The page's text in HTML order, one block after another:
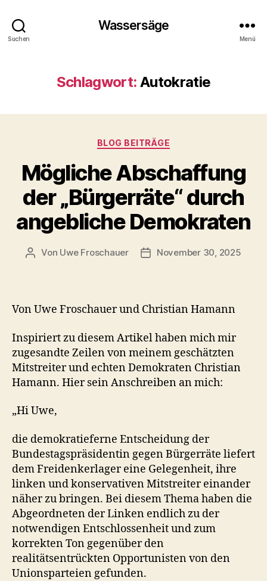
Suchen
Wassersäge
Menü
Schlagwort: Autokratie
Kategorien
BLOG BEITRÄGE
Mögliche Abschaffung
der „Bürgerräte“ durch
angebliche Demokraten
Beitragsautor
Von Uwe Froschauer Beitragsdatum
November 30, 2025
Von Uwe Froschauer und Christian Hamann
Inspiriert zu diesem Artikel haben mich mir
zugesandte Zeilen von meinem geschätzten
Mitstreiter und echten Demokraten Christian
Hamann. Hier sein Anschreiben an mich:
„Hi Uwe,
die demokratieferne Entscheidung der
Bundestagspräsidentin gegen Bürgerräte liefert
dem Freidenkerlager eine Gelegenheit, ihre
linken und konservativen Mitstreiter einander
näher zu bringen. Bei diesem Thema haben die
Abgeordneten der Linken endlich zu der
notwendigen Entschlossenheit und zum
korrekten Ton gegenüber den
realitätsentrückten Opportunisten von den
Unionsparteien gefunden.